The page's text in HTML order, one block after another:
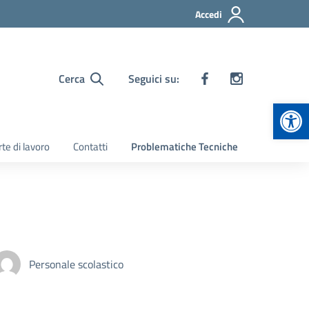
Accedi
Cerca Seguici su:
di lavoro Contatti Problematiche Tecniche
Personale scolastico